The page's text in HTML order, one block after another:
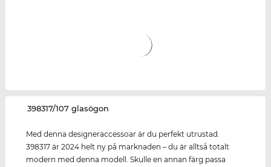
‌398317/107 glasögon
Med denna designeraccessoar är du perfekt utrustad.
398317 är 2024 helt ny på marknaden – du är alltså totalt
modern med denna modell. Skulle en annan färg passa